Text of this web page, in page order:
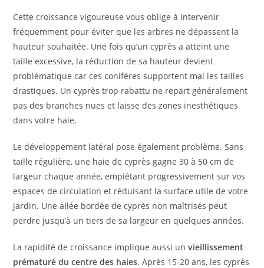
Cette croissance vigoureuse vous oblige à intervenir
fréquemment pour éviter que les arbres ne dépassent la
hauteur souhaitée. Une fois qu’un cyprès a atteint une
taille excessive, la réduction de sa hauteur devient
problématique car ces conifères supportent mal les tailles
drastiques. Un cyprès trop rabattu ne repart généralement
pas des branches nues et laisse des zones inesthétiques
dans votre haie.
Le développement latéral pose également problème. Sans
taille régulière, une haie de cyprès gagne 30 à 50 cm de
largeur chaque année, empiétant progressivement sur vos
espaces de circulation et réduisant la surface utile de votre
jardin. Une allée bordée de cyprès non maîtrisés peut
perdre jusqu’à un tiers de sa largeur en quelques années.
La rapidité de croissance implique aussi unvieillissement
prématuré du centre des haies. Après 15-20 ans, les cyprès